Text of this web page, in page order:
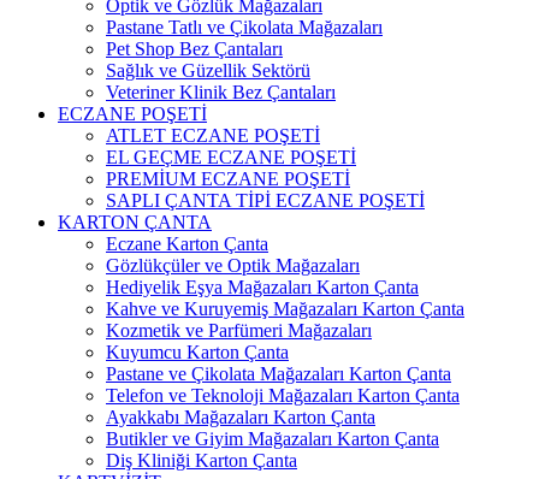
Optik ve Gözlük Mağazaları
Pastane Tatlı ve Çikolata Mağazaları
Pet Shop Bez Çantaları
Sağlık ve Güzellik Sektörü
Veteriner Klinik Bez Çantaları
ECZANE POŞETİ
ATLET ECZANE POŞETİ
EL GEÇME ECZANE POŞETİ
PREMİUM ECZANE POŞETİ
SAPLI ÇANTA TİPİ ECZANE POŞETİ
KARTON ÇANTA
Eczane Karton Çanta
Gözlükçüler ve Optik Mağazaları
Hediyelik Eşya Mağazaları Karton Çanta
Kahve ve Kuruyemiş Mağazaları Karton Çanta
Kozmetik ve Parfümeri Mağazaları
Kuyumcu Karton Çanta
Pastane ve Çikolata Mağazaları Karton Çanta
Telefon ve Teknoloji Mağazaları Karton Çanta
Ayakkabı Mağazaları Karton Çanta
Butikler ve Giyim Mağazaları Karton Çanta
Diş Kliniği Karton Çanta